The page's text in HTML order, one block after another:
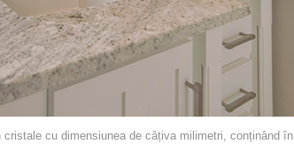
cu dimensiunea de câțiva milimetri, conținând în